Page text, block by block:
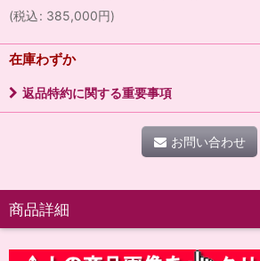
(税込: 385,000円)
在庫わずか
返品特約に関する重要事項
お問い合わせ
商品詳細